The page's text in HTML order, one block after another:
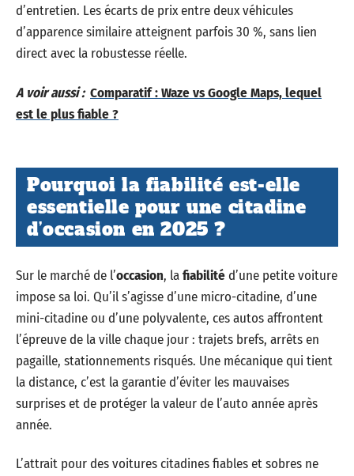
d’entretien. Les écarts de prix entre deux véhicules
d’apparence similaire atteignent parfois 30 %, sans lien
direct avec la robustesse réelle.
A voir aussi : Comparatif : Waze vs Google Maps, lequel
est le plus fiable ?
Pourquoi la fiabilité est-elle
essentielle pour une citadine
d’occasion en 2025 ?
Sur le marché de l’occasion, lafiabilitéd’une petite voiture
impose sa loi. Qu’il s’agisse d’une micro-citadine, d’une
mini-citadine ou d’une polyvalente, ces autos affrontent
l’épreuve de la ville chaque jour : trajets brefs, arrêts en
pagaille, stationnements risqués. Une mécanique qui tient
la distance, c’est la garantie d’éviter les mauvaises
surprises et de protéger la valeur de l’auto année après
année.
L’attrait pour des voitures citadines fiables et sobres ne